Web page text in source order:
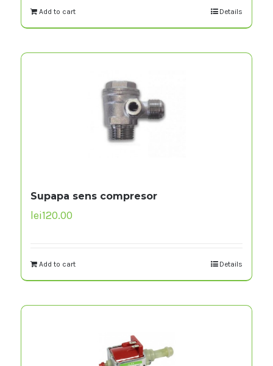
Add to cart Details
Supapa sens compresor
lei120.00
Add to cart Details